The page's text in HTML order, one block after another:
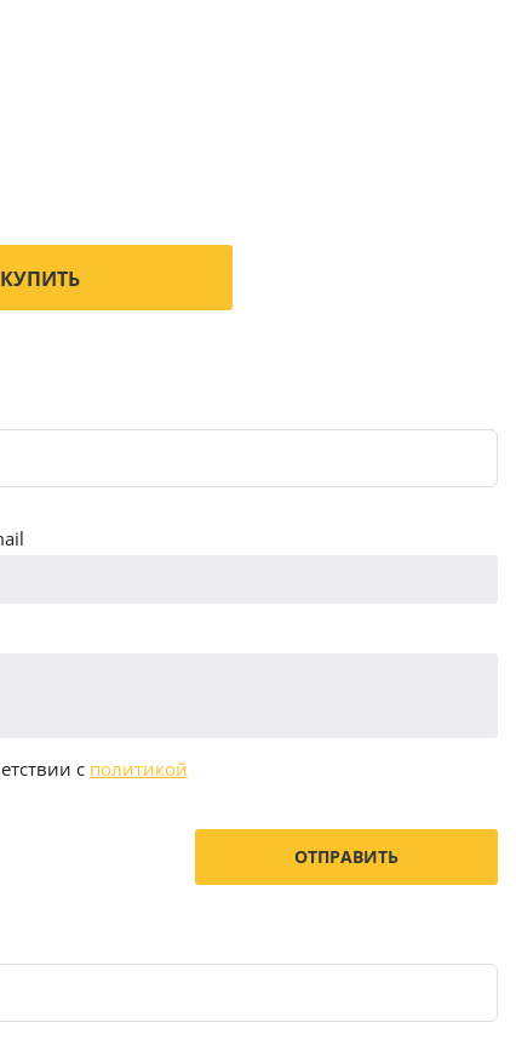
КУПИТЬ
с политикой